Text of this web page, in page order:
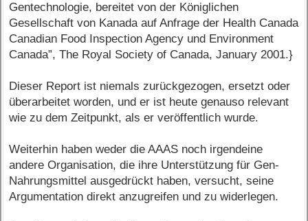
Gentechnologie, bereitet von der Königlichen
Gesellschaft von Kanada auf Anfrage der Health Canada
Canadian Food Inspection Agency und Environment
Canada”, The Royal Society of Canada, January 2001.}
Dieser Report ist niemals zurückgezogen, ersetzt oder
überarbeitet worden, und er ist heute genauso relevant
wie zu dem Zeitpunkt, als er veröffentlich wurde.
Weiterhin haben weder die AAAS noch irgendeine
andere Organisation, die ihre Unterstützung für Gen-
Nahrungsmittel ausgedrückt haben, versucht, seine
Argumentation direkt anzugreifen und zu widerlegen.